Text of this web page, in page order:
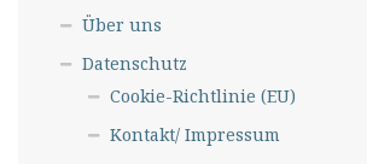
Über uns
Datenschutz
Cookie-Richtlinie (EU)
Kontakt/ Impressum